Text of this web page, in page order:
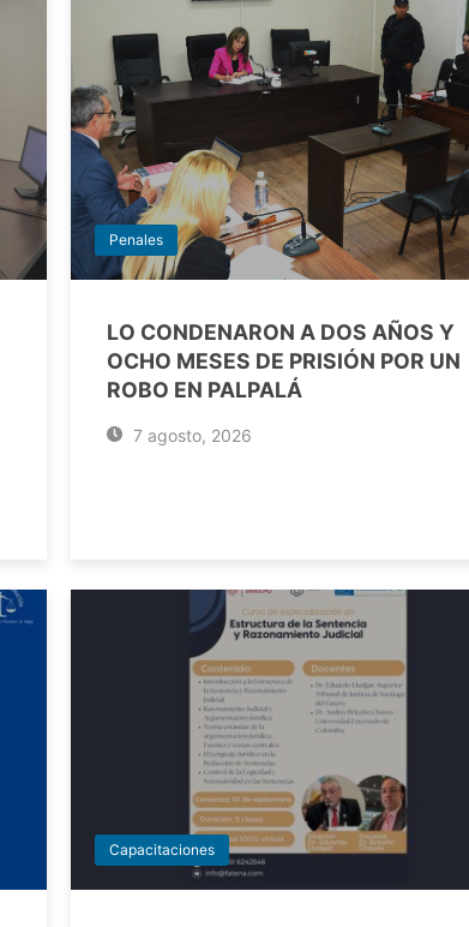
Penales
LO CONDENARON A DOS AÑOS Y
OCHO MESES DE PRISIÓN POR UN
ROBO EN PALPALÁ
7 agosto, 2026
Capacitaciones